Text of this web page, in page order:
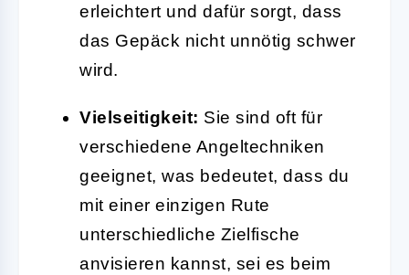
erleichtert und dafür sorgt, dass
das Gepäck nicht unnötig schwer
wird.
Vielseitigkeit: Sie sind oft für
verschiedene Angeltechniken
geeignet, was bedeutet, dass du
mit einer einzigen Rute
unterschiedliche Zielfische
anvisieren kannst, sei es beim